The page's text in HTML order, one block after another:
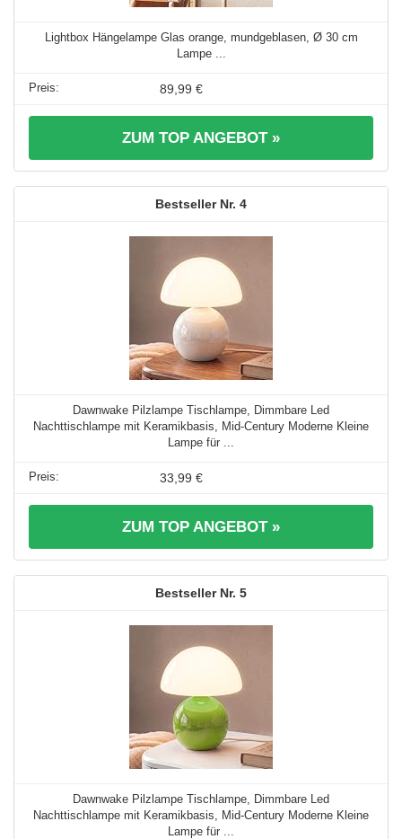
Lightbox Hängelampe Glas orange, mundgeblasen, Ø 30 cm
Lampe ...
89,99 €
ZUM TOP ANGEBOT »
4
Dawnwake Pilzlampe Tischlampe, Dimmbare Led
Nachttischlampe mit Keramikbasis, Mid-Century Moderne Kleine
Lampe für ...
33,99 €
ZUM TOP ANGEBOT »
5
Dawnwake Pilzlampe Tischlampe, Dimmbare Led
Nachttischlampe mit Keramikbasis, Mid-Century Moderne Kleine
Lampe für ...